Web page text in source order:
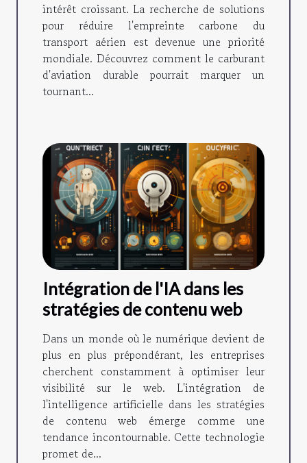
intérêt croissant. La recherche de solutions
pour réduire l'empreinte carbone du
transport aérien est devenue une priorité
mondiale. Découvrez comment le carburant
d'aviation durable pourrait marquer un
tournant...
Intégration de l'IA dans les
stratégies de contenu web
Dans un monde où le numérique devient de
plus en plus prépondérant, les entreprises
cherchent constamment à optimiser leur
visibilité sur le web. L'intégration de
l'intelligence artificielle dans les stratégies
de contenu web émerge comme une
tendance incontournable. Cette technologie
promet de...